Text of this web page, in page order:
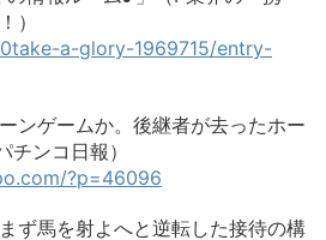
）
a-glory-1969715/entry-
ンゲームか。後継者が去ったホー
チンコ日報）
?p=46096
ず馬を射よへと逆転した接待の構